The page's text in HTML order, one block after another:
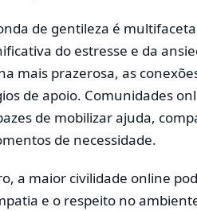
de gentileza é
do estresse e da
mais prazerosa, as
de apoio. Comunidades
de mobilizar ajuda,
de necessidade.
a maior civilidade online
e o respeito no